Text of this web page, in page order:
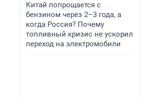
Китай попрощается с
бензином через 2–3 года, а
когда Россия? Почему
топливный кризис не ускорил
переход на электромобили